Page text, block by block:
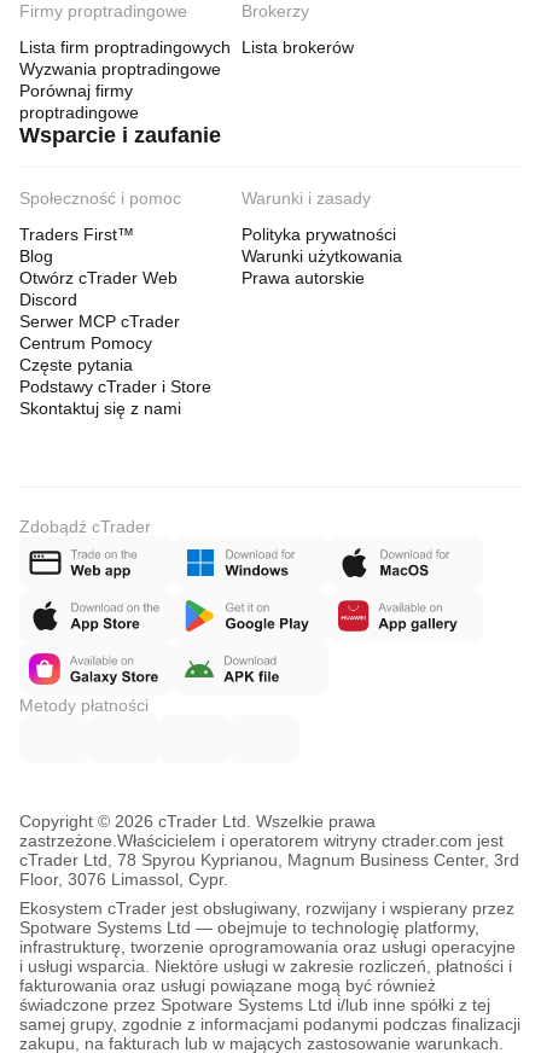
Firmy proptradingowe
Lista firm proptradingowych
Wyzwania proptradingowe
Porównaj firmy
proptradingowe
Brokerzy
Lista brokerów
Wsparcie i zaufanie
Społeczność i pomoc
Traders First™
Blog
Otwórz cTrader Web
Discord
Serwer MCP cTrader
Centrum Pomocy
Częste pytania
Podstawy cTrader i Store
Skontaktuj się z nami
Warunki i zasady
Polityka prywatności
Warunki użytkowania
Prawa autorskie
Zdobądź cTrader
Metody płatności
Copyright © 2026 cTrader Ltd. Wszelkie prawa
zastrzeżone. Właścicielem i operatorem witryny ctrader.com jest
cTrader Ltd, 78 Spyrou Kyprianou, Magnum Business Center, 3rd
Floor, 3076 Limassol, Cypr.
Ekosystem cTrader jest obsługiwany, rozwijany i wspierany przez
Spotware Systems Ltd — obejmuje to technologię platformy,
infrastrukturę, tworzenie oprogramowania oraz usługi operacyjne
i usługi wsparcia. Niektóre usługi w zakresie rozliczeń, płatności i
fakturowania oraz usługi powiązane mogą być również
świadczone przez Spotware Systems Ltd i/lub inne spółki z tej
samej grupy, zgodnie z informacjami podanymi podczas finalizacji
zakupu, na fakturach lub w mających zastosowanie warunkach.